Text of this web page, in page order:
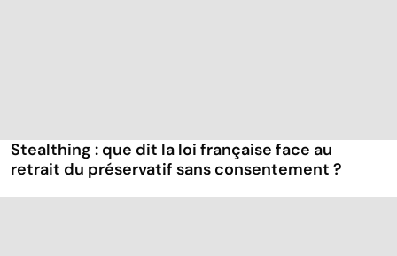
Stealthing : que dit la loi française face au
retrait du préservatif sans consentement ?